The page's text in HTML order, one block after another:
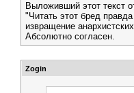
Выложивший этот текст
"Читать этот бред
извращение
Абсолютно согласен.
Zogin